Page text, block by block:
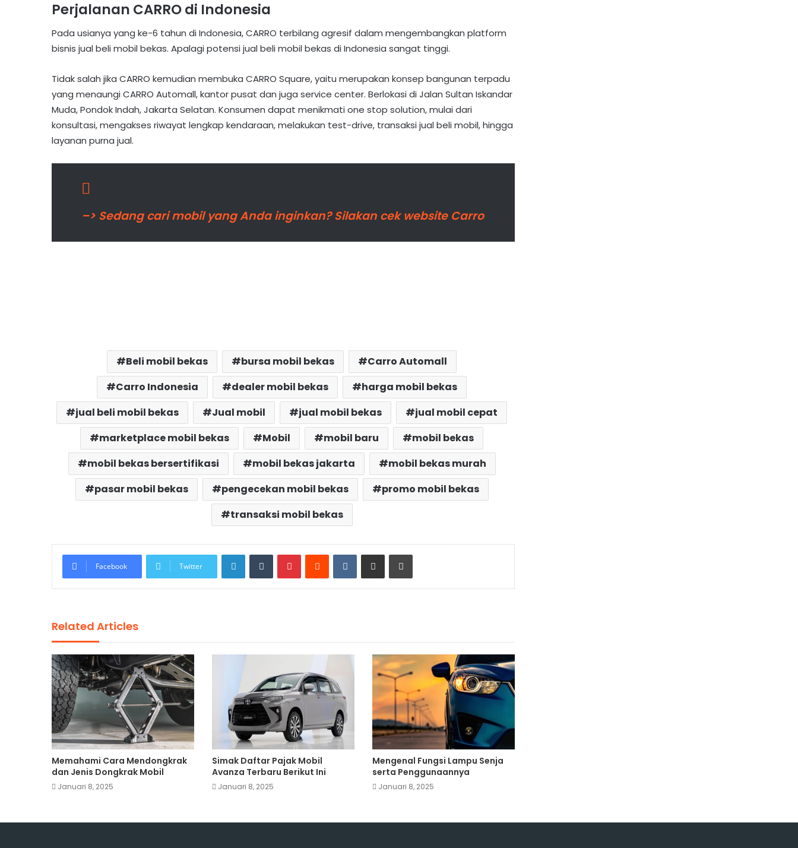
Perjalanan CARRO di Indonesia
Pada usianya yang ke-6 tahun di Indonesia, CARRO terbilang agresif dalam mengembangkan platform
bisnis jual beli mobil bekas. Apalagi potensi jual beli mobil bekas di Indonesia sangat tinggi.
Tidak salah jika CARRO kemudian membuka CARRO Square, yaitu merupakan konsep bangunan terpadu
yang menaungi CARRO Automall, kantor pusat dan juga service center. Berlokasi di Jalan Sultan Iskandar
Muda, Pondok Indah, Jakarta Selatan. Konsumen dapat menikmati one stop solution, mulai dari
konsultasi, mengakses riwayat lengkap kendaraan, melakukan test-drive, transaksi jual beli mobil, hingga
layanan purna jual.
–> Sedang cari mobil yang Anda inginkan? Silakan cek website Carro
Beli mobil bekas bursa mobil bekas
Carro Automall
Carro Indonesia
dealer mobil bekas
harga mobil bekas
jual beli mobil bekas
Jual mobil jual mobil bekas
jual mobil cepat
marketplace mobil bekas
Mobil mobil baru
mobil bekas
mobil bekas bersertifikasi
mobil bekas jakarta
mobil bekas murah
pasar mobil bekas
pengecekan mobil bekas
promo mobil bekas
transaksi mobil bekas
Facebook Twitter
LinkedInTumblrPinterestReddit VKontakte
Share via Email Print
Related Articles
Memahami Cara Mendongkrak
dan Jenis Dongkrak Mobil
Januari 8, 2025
Simak Daftar Pajak Mobil
Avanza Terbaru Berikut Ini
Januari 8, 2025
Mengenal Fungsi Lampu Senja
serta Penggunaannya
Januari 8, 2025